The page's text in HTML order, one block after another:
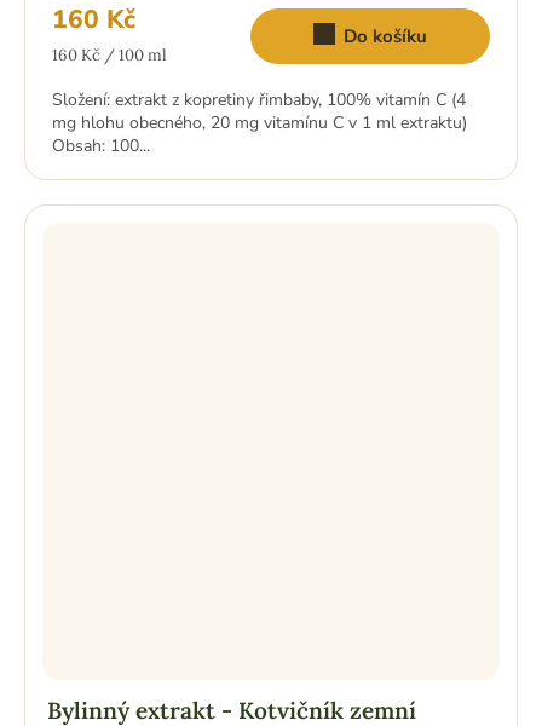
160 Kč
Měrná
160 Kč / 100 ml
Do košíku
Složení: extrakt z kopretiny řimbaby, 100% vitamín C (4
mg hlohu obecného, 20 mg vitamínu C v 1 ml extraktu)
Obsah: 100...
Bylinný extrakt - Kotvičník zemní